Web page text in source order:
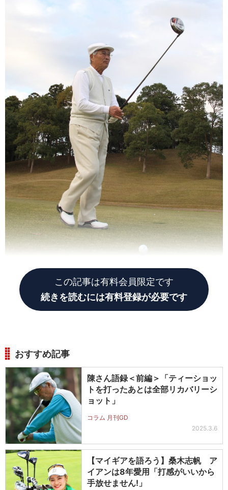
この記事は有料会員限定です
続きを読むには有料登録が必要です
おすすめ記事
陳さん語録＜前編＞「ティーショッ
トを打ったあとは全部リカバリーシ
ョット」
コラム 月刊GD
2025.3.6
【マイギアを語ろう】桑木志帆 ア
イアンは8年愛用「打感がいいから
手放せません!」